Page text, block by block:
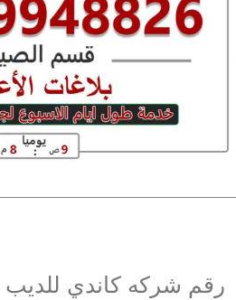
رقم شركه كاندي للديب